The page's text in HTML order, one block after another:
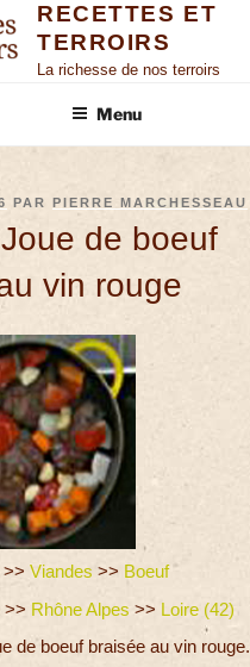
RECETTES ET
TERROIRS
La richesse de nos terroirs
Menu
PAR PIERRE MARCHESSEAU
de boeuf
vin rouge
>> Viandes >> Boeuf
>> Rhône Alpes >> Loire (42)
de boeuf braisée au vin rouge.